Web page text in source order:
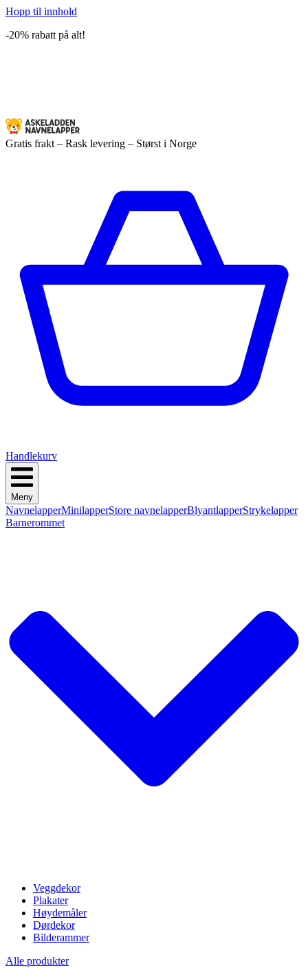
Hopp til innhold
-20% rabatt på alt!
Gratis frakt – Rask levering – Størst i Norge
Handlekurv
Meny
NavnelapperMinilapperStore navnelapperBlyantlapperStrykelapper
Barnerommet
Veggdekor
Plakater
Høydemåler
Dørdekor
Bilderammer
Alle produkter